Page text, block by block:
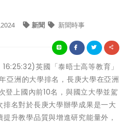
新聞 新聞時事
英國「泰晤士高等教育」
亞洲的大學排名，長庚大學在亞洲
登上國內前10名，與國立大學並駕
名對於長庚大學辦學成果是一大
升教學品質與增進研究能量外，